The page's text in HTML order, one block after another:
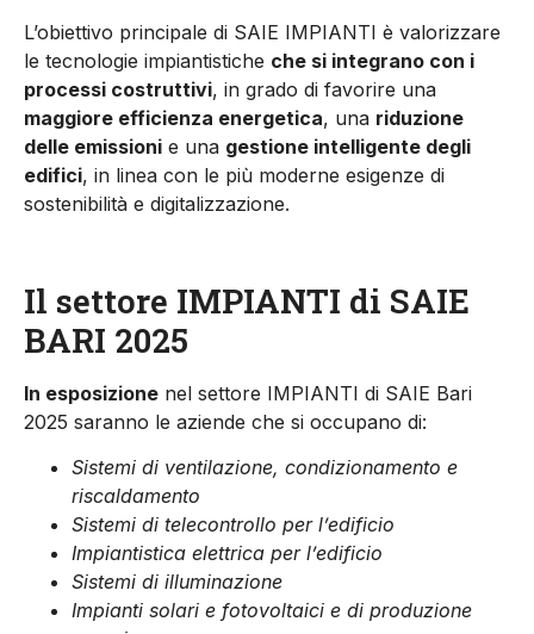
L’obiettivo principale di SAIE IMPIANTI è valorizzare
le tecnologie impiantistiche che si integrano con i
processi costruttivi, in grado di favorire una
maggiore efficienza energetica, una riduzione
delle emissioni e una gestione intelligente degli
edifici, in linea con le più moderne esigenze di
sostenibilità e digitalizzazione.
Il settore IMPIANTI di SAIE
BARI 2025
In esposizione nel settore IMPIANTI di SAIE Bari
2025 saranno le aziende che si occupano di:
Sistemi di ventilazione, condizionamento e
riscaldamento
Sistemi di telecontrollo per l’edificio
Impiantistica elettrica per l’edificio
Sistemi di illuminazione
Impianti solari e fotovoltaici e di produzione